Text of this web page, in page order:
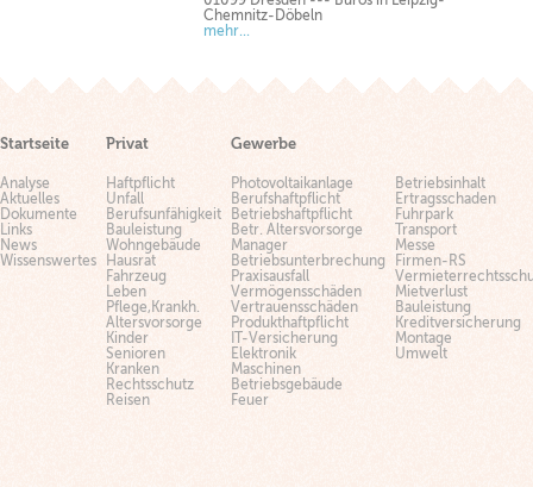
Chemnitz-Döbeln
mehr...
Startseite
Analyse
Aktuelles
Dokumente
Links
News
Wissenswertes
Privat
Haftpflicht
Unfall
Berufsunfähigkeit
Bauleistung
Wohngebäude
Hausrat
Fahrzeug
Leben
Pflege,Krankh.
Altersvorsorge
Kinder
Senioren
Kranken
Rechtsschutz
Reisen
Gewerbe
Photovoltaikanlage
Berufshaftpflicht
Betriebshaftpflicht
Betr. Altersvorsorge
Manager
Betriebsunterbrechung
Praxisausfall
Vermögensschäden
Vertrauensschäden
Produkthaftpflicht
IT-Versicherung
Elektronik
Maschinen
Betriebsgebäude
Feuer
Betriebsinhalt
Ertragsschaden
Fuhrpark
Transport
Messe
Firmen-RS
Mietverlust
Bauleistung
Kreditversicherung
Montage
Umwelt